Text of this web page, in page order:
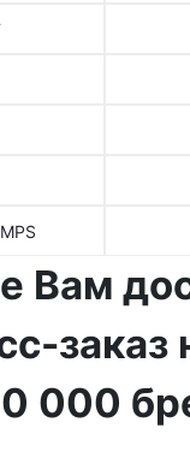
Вам
заказ
000